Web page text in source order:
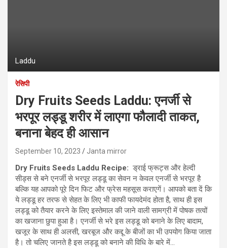
Laddu
रेसि‍पी
Dry Fruits Seeds Laddu: एनर्जी से
भरपूर लड्डू शरीर में लाएगा फौलादी ताकत,
बनाना बेहद ही आसान
September 10, 2023 Janta mirror
Dry Fruits Seeds Laddu Recipe: ड्राई फ्रूट्स और हेल्दी
सीड्स से बने एनर्जी से भरपूर लड्डू का सेवन न केवल एनर्जी से भरपूर है
बल्कि यह आपको पूरे दिन फिट और फ्रेस महसूस कराएगें। आपको बता दें कि
ये लड्डू हर तरफ से सेहत के लिए भी काफी फायदेमंद होता है, साथ ही इस
लड्डू को तैयार करने के लिए इस्‍तेमाल की जाने वाली सामग्री में पोषक तत्वों
का खजाना छुपा हुआ है। एनर्जी से भरे इस लड्डू को बनाने के लिए बादाम,
खजूर के साथ ही अलसी, खरबूज और कद्दू के बीजों का भी उपयोग किया जाता
है। तो चलिए जानते है इस लड्डू को बनाने की विधि के बारे में…